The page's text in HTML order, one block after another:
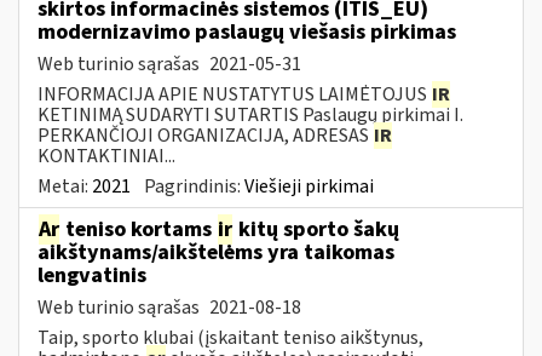
skirtos informacinės sistemos (ITIS_EU)
modernizavimo paslaugų viešasis pirkimas
Web turinio sąrašas 2021-05-31
INFORMACIJA APIE NUSTATYTUS LAIMĖTOJUS IR
KETINIMĄ SUDARYTI SUTARTIS Paslaugų pirkimai I.
PERKANČIOJI ORGANIZACIJA, ADRESAS IR
KONTAKTINIAI...
Metai: 2021 Pagrindinis:Viešieji pirkimai
Ar teniso kortams ir kitų sporto šakų
aikštynams/aikštelėms yra taikomas
lengvatinis
Web turinio sąrašas 2021-08-18
Taip, sporto klubai (įskaitant teniso aikštynus,